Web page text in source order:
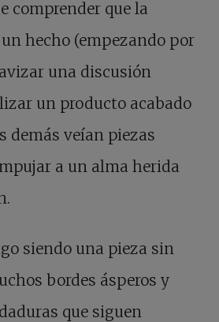
comprender que la
hecho (empezando por
una discusión
un producto acabado
demás veían piezas
a un alma herida
siendo una pieza sin
bordes ásperos y
que siguen